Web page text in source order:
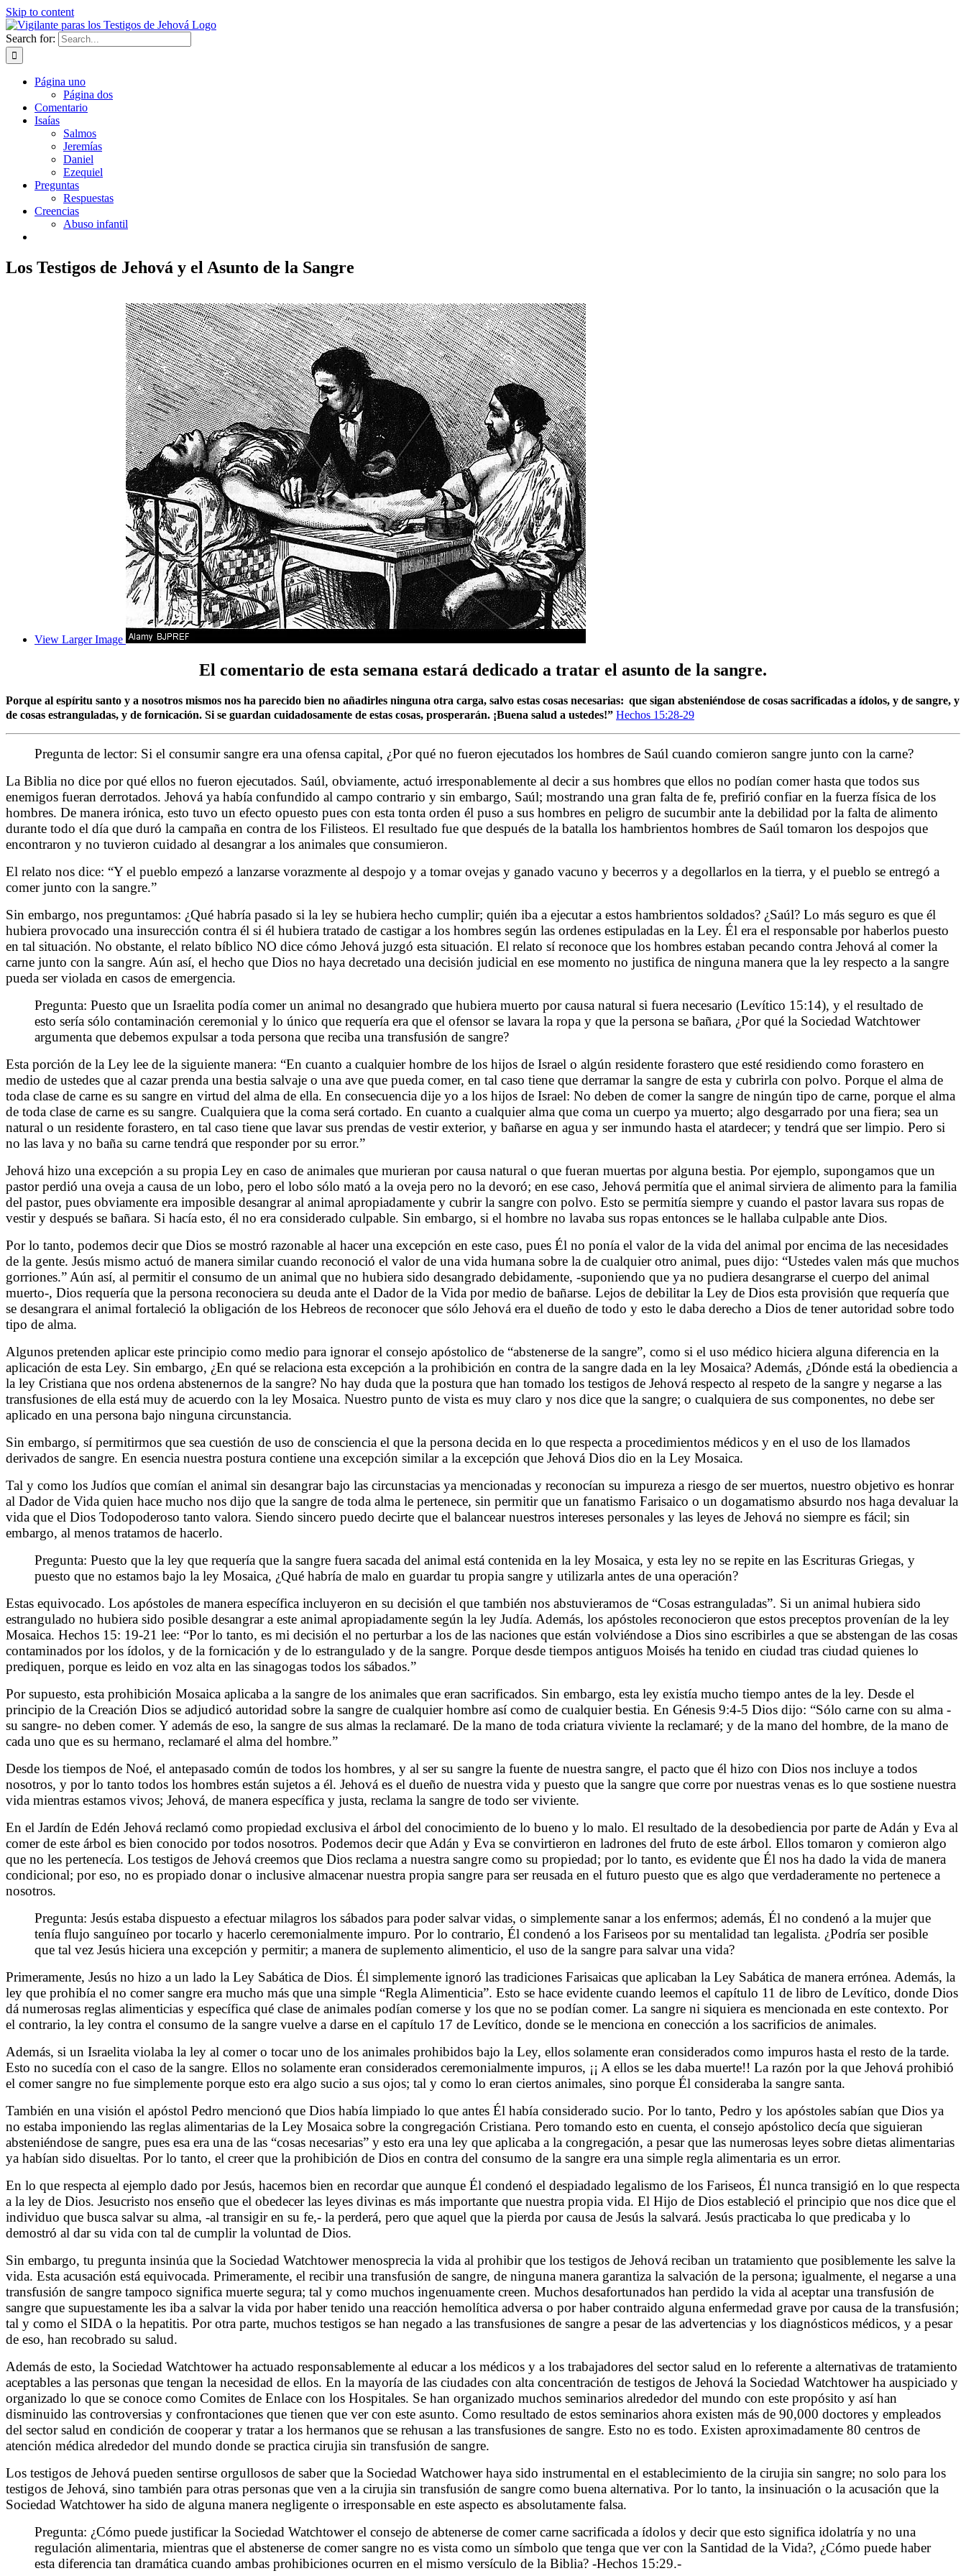
Skip to content
Search for:
Página uno
Página dos
Comentario
Isaías
Salmos
Jeremías
Daniel
Ezequiel
Preguntas
Respuestas
Creencias
Abuso infantil
Los Testigos de Jehová y el Asunto de la Sangre
View Larger Image
El comentario de esta semana estará dedicado a tratar el asunto de la sangre.
Porque al espíritu santo y a nosotros mismos nos ha parecido bien no añadirles ninguna otra carga, salvo estas cosas necesarias: que sigan absteniéndose de cosas sacrificadas a ídolos, y de sangre, y
de cosas estranguladas, y de fornicación. Si se guardan cuidadosamente de estas cosas, prosperarán. ¡Buena salud a ustedes!” Hechos 15:28-29
Pregunta de lector: Si el consumir sangre era una ofensa capital, ¿Por qué no fueron ejecutados los hombres de Saúl cuando comieron sangre junto con la carne?
La Biblia no dice por qué ellos no fueron ejecutados. Saúl, obviamente, actuó irresponablemente al decir a sus hombres que ellos no podían comer hasta que todos sus
enemigos fueran derrotados. Jehová ya había confundido al campo contrario y sin embargo, Saúl; mostrando una gran falta de fe, prefirió confiar en la fuerza física de los
hombres. De manera irónica, esto tuvo un efecto opuesto pues con esta tonta orden él puso a sus hombres en peligro de sucumbir ante la debilidad por la falta de alimento
durante todo el día que duró la campaña en contra de los Filisteos. El resultado fue que después de la batalla los hambrientos hombres de Saúl tomaron los despojos que
encontraron y no tuvieron cuidado al desangrar a los animales que consumieron.
El relato nos dice: “Y el pueblo empezó a lanzarse vorazmente al despojo y a tomar ovejas y ganado vacuno y becerros y a degollarlos en la tierra, y el pueblo se entregó a
comer junto con la sangre.”
Sin embargo, nos preguntamos: ¿Qué habría pasado si la ley se hubiera hecho cumplir; quién iba a ejecutar a estos hambrientos soldados? ¿Saúl? Lo más seguro es que él
hubiera provocado una insurección contra él si él hubiera tratado de castigar a los hombres según las ordenes estipuladas en la Ley. Él era el responsable por haberlos puesto
en tal situación. No obstante, el relato bíblico NO dice cómo Jehová juzgó esta situación. El relato sí reconoce que los hombres estaban pecando contra Jehová al comer la
carne junto con la sangre. Aún así, el hecho que Dios no haya decretado una decisión judicial en ese momento no justifica de ninguna manera que la ley respecto a la sangre
pueda ser violada en casos de emergencia.
Pregunta: Puesto que un Israelita podía comer un animal no desangrado que hubiera muerto por causa natural si fuera necesario (Levítico 15:14), y el resultado de
esto sería sólo contaminación ceremonial y lo único que requería era que el ofensor se lavara la ropa y que la persona se bañara, ¿Por qué la Sociedad Watchtower
argumenta que debemos expulsar a toda persona que reciba una transfusión de sangre?
Esta porción de la Ley lee de la siguiente manera: “En cuanto a cualquier hombre de los hijos de Israel o algún residente forastero que esté residiendo como forastero en
medio de ustedes que al cazar prenda una bestia salvaje o una ave que pueda comer, en tal caso tiene que derramar la sangre de esta y cubrirla con polvo. Porque el alma de
toda clase de carne es su sangre en virtud del alma de ella. En consecuencia dije yo a los hijos de Israel: No deben de comer la sangre de ningún tipo de carne, porque el alma
de toda clase de carne es su sangre. Cualquiera que la coma será cortado. En cuanto a cualquier alma que coma un cuerpo ya muerto; algo desgarrado por una fiera; sea un
natural o un residente forastero, en tal caso tiene que lavar sus prendas de vestir exterior, y bañarse en agua y ser inmundo hasta el atardecer; y tendrá que ser limpio. Pero si
no las lava y no baña su carne tendrá que responder por su error.”
Jehová hizo una excepción a su propia Ley en caso de animales que murieran por causa natural o que fueran muertas por alguna bestia. Por ejemplo, supongamos que un
pastor perdió una oveja a causa de un lobo, pero el lobo sólo mató a la oveja pero no la devoró; en ese caso, Jehová permitía que el animal sirviera de alimento para la familia
del pastor, pues obviamente era imposible desangrar al animal apropiadamente y cubrir la sangre con polvo. Esto se permitía siempre y cuando el pastor lavara sus ropas de
vestir y después se bañara. Si hacía esto, él no era considerado culpable. Sin embargo, si el hombre no lavaba sus ropas entonces se le hallaba culpable ante Dios.
Por lo tanto, podemos decir que Dios se mostró razonable al hacer una excepción en este caso, pues Él no ponía el valor de la vida del animal por encima de las necesidades
de la gente. Jesús mismo actuó de manera similar cuando reconoció el valor de una vida humana sobre la de cualquier otro animal, pues dijo: “Ustedes valen más que muchos
gorriones.” Aún así, al permitir el consumo de un animal que no hubiera sido desangrado debidamente, -suponiendo que ya no pudiera desangrarse el cuerpo del animal
muerto-, Dios requería que la persona reconociera su deuda ante el Dador de la Vida por medio de bañarse. Lejos de debilitar la Ley de Dios esta provisión que requería que
se desangrara el animal fortaleció la obligación de los Hebreos de reconocer que sólo Jehová era el dueño de todo y esto le daba derecho a Dios de tener autoridad sobre todo
tipo de alma.
Algunos pretenden aplicar este principio como medio para ignorar el consejo apóstolico de “abstenerse de la sangre”, como si el uso médico hiciera alguna diferencia en la
aplicación de esta Ley. Sin embargo, ¿En qué se relaciona esta excepción a la prohibición en contra de la sangre dada en la ley Mosaica? Además, ¿Dónde está la obediencia a
la ley Cristiana que nos ordena abstenernos de la sangre? No hay duda que la postura que han tomado los testigos de Jehová respecto al respeto de la sangre y negarse a las
transfusiones de ella está muy de acuerdo con la ley Mosaica. Nuestro punto de vista es muy claro y nos dice que la sangre; o cualquiera de sus componentes, no debe ser
aplicado en una persona bajo ninguna circunstancia.
Sin embargo, sí permitirmos que sea cuestión de uso de consciencia el que la persona decida en lo que respecta a procedimientos médicos y en el uso de los llamados
derivados de sangre. En esencia nuestra postura contiene una excepción similar a la excepción que Jehová Dios dio en la Ley Mosaica.
Tal y como los Judíos que comían el animal sin desangrar bajo las circunstacias ya mencionadas y reconocían su impureza a riesgo de ser muertos, nuestro objetivo es honrar
al Dador de Vida quien hace mucho nos dijo que la sangre de toda alma le pertenece, sin permitir que un fanatismo Farisaico o un dogamatismo absurdo nos haga devaluar la
vida que el Dios Todopoderoso tanto valora. Siendo sincero puedo decirte que el balancear nuestros intereses personales y las leyes de Jehová no siempre es fácil; sin
embargo, al menos tratamos de hacerlo.
Pregunta: Puesto que la ley que requería que la sangre fuera sacada del animal está contenida en la ley Mosaica, y esta ley no se repite en las Escrituras Griegas, y
puesto que no estamos bajo la ley Mosaica, ¿Qué habría de malo en guardar tu propia sangre y utilizarla antes de una operación?
Estas equivocado. Los apóstoles de manera específica incluyeron en su decisión el que también nos abstuvieramos de “Cosas estranguladas”. Si un animal hubiera sido
estrangulado no hubiera sido posible desangrar a este animal apropiadamente según la ley Judía. Además, los apóstoles reconocieron que estos preceptos provenían de la ley
Mosaica. Hechos 15: 19-21 lee: “Por lo tanto, es mi decisión el no perturbar a los de las naciones que están volviéndose a Dios sino escribirles a que se abstengan de las cosas
contaminados por los ídolos, y de la fornicación y de lo estrangulado y de la sangre. Porque desde tiempos antiguos Moisés ha tenido en ciudad tras ciudad quienes lo
prediquen, porque es leido en voz alta en las sinagogas todos los sábados.”
Por supuesto, esta prohibición Mosaica aplicaba a la sangre de los animales que eran sacrificados. Sin embargo, esta ley existía mucho tiempo antes de la ley. Desde el
principio de la Creación Dios se adjudicó autoridad sobre la sangre de cualquier hombre así como de cualquier bestia. En Génesis 9:4-5 Dios dijo: “Sólo carne con su alma -
su sangre- no deben comer. Y además de eso, la sangre de sus almas la reclamaré. De la mano de toda criatura viviente la reclamaré; y de la mano del hombre, de la mano de
cada uno que es su hermano, reclamaré el alma del hombre.”
Desde los tiempos de Noé, el antepasado común de todos los hombres, y al ser su sangre la fuente de nuestra sangre, el pacto que él hizo con Dios nos incluye a todos
nosotros, y por lo tanto todos los hombres están sujetos a él. Jehová es el dueño de nuestra vida y puesto que la sangre que corre por nuestras venas es lo que sostiene nuestra
vida mientras estamos vivos; Jehová, de manera específica y justa, reclama la sangre de todo ser viviente.
En el Jardín de Edén Jehová reclamó como propiedad exclusiva el árbol del conocimiento de lo bueno y lo malo. El resultado de la desobediencia por parte de Adán y Eva al
comer de este árbol es bien conocido por todos nosotros. Podemos decir que Adán y Eva se convirtieron en ladrones del fruto de este árbol. Ellos tomaron y comieron algo
que no les pertenecía. Los testigos de Jehová creemos que Dios reclama a nuestra sangre como su propiedad; por lo tanto, es evidente que Él nos ha dado la vida de manera
condicional; por eso, no es propiado donar o inclusive almacenar nuestra propia sangre para ser reusada en el futuro puesto que es algo que verdaderamente no pertenece a
nosotros.
Pregunta: Jesús estaba dispuesto a efectuar milagros los sábados para poder salvar vidas, o simplemente sanar a los enfermos; además, Él no condenó a la mujer que
tenía flujo sanguíneo por tocarlo y hacerlo ceremonialmente impuro. Por lo contrario, Él condenó a los Fariseos por su mentalidad tan legalista. ¿Podría ser posible
que tal vez Jesús hiciera una excepción y permitir; a manera de suplemento alimenticio, el uso de la sangre para salvar una vida?
Primeramente, Jesús no hizo a un lado la Ley Sabática de Dios. Él simplemente ignoró las tradiciones Farisaicas que aplicaban la Ley Sabática de manera errónea. Además, la
ley que prohibía el no comer sangre era mucho más que una simple “Regla Alimenticia”. Esto se hace evidente cuando leemos el capítulo 11 de libro de Levítico, donde Dios
dá numerosas reglas alimenticias y específica qué clase de animales podían comerse y los que no se podían comer. La sangre ni siquiera es mencionada en este contexto. Por
el contrario, la ley contra el consumo de la sangre vuelve a darse en el capítulo 17 de Levítico, donde se le menciona en conección a los sacrificios de animales.
Además, si un Israelita violaba la ley al comer o tocar uno de los animales prohibidos bajo la Ley, ellos solamente eran considerados como impuros hasta el resto de la tarde.
Esto no sucedía con el caso de la sangre. Ellos no solamente eran considerados ceremonialmente impuros, ¡¡ A ellos se les daba muerte!! La razón por la que Jehová prohibió
el comer sangre no fue simplemente porque esto era algo sucio a sus ojos; tal y como lo eran ciertos animales, sino porque Él consideraba la sangre santa.
También en una visión el apóstol Pedro mencionó que Dios había limpiado lo que antes Él había considerado sucio. Por lo tanto, Pedro y los apóstoles sabían que Dios ya
no estaba imponiendo las reglas alimentarias de la Ley Mosaica sobre la congregación Cristiana. Pero tomando esto en cuenta, el consejo apóstolico decía que siguieran
absteniéndose de sangre, pues esa era una de las “cosas necesarias” y esto era una ley que aplicaba a la congregación, a pesar que las numerosas leyes sobre dietas alimentarias
ya habían sido disueltas. Por lo tanto, el creer que la prohibición de Dios en contra del consumo de la sangre era una simple regla alimentaria es un error.
En lo que respecta al ejemplo dado por Jesús, hacemos bien en recordar que aunque Él condenó el despiadado legalismo de los Fariseos, Él nunca transigió en lo que respecta
a la ley de Dios. Jesucristo nos enseño que el obedecer las leyes divinas es más importante que nuestra propia vida. El Hijo de Dios estableció el principio que nos dice que el
individuo que busca salvar su alma, -al transigir en su fe,- la perderá, pero que aquel que la pierda por causa de Jesús la salvará. Jesús practicaba lo que predicaba y lo
demostró al dar su vida con tal de cumplir la voluntad de Dios.
Sin embargo, tu pregunta insinúa que la Sociedad Watchtower menosprecia la vida al prohibir que los testigos de Jehová reciban un tratamiento que posiblemente les salve la
vida. Esta acusación está equivocada. Primeramente, el recibir una transfusión de sangre, de ninguna manera garantiza la salvación de la persona; igualmente, el negarse a una
transfusión de sangre tampoco significa muerte segura; tal y como muchos ingenuamente creen. Muchos desafortunados han perdido la vida al aceptar una transfusión de
sangre que supuestamente les iba a salvar la vida por haber tenido una reacción hemolítica adversa o por haber contraido alguna enfermedad grave por causa de la transfusión;
tal y como el SIDA o la hepatitis. Por otra parte, muchos testigos se han negado a las transfusiones de sangre a pesar de las advertencias y los diagnósticos médicos, y a pesar
de eso, han recobrado su salud.
Además de esto, la Sociedad Watchtower ha actuado responsablemente al educar a los médicos y a los trabajadores del sector salud en lo referente a alternativas de tratamiento
aceptables a las personas que tengan la necesidad de ellos. En la mayoría de las ciudades con alta concentración de testigos de Jehová la Sociedad Watchtower ha auspiciado y
organizado lo que se conoce como Comites de Enlace con los Hospitales. Se han organizado muchos seminarios alrededor del mundo con este propósito y así han
disminuido las controversias y confrontaciones que tienen que ver con este asunto. Como resultado de estos seminarios ahora existen más de 90,000 doctores y empleados
del sector salud en condición de cooperar y tratar a los hermanos que se rehusan a las transfusiones de sangre. Esto no es todo. Existen aproximadamente 80 centros de
atención médica alrededor del mundo donde se practica cirujia sin transfusión de sangre.
Los testigos de Jehová pueden sentirse orgullosos de saber que la Sociedad Watchower haya sido instrumental en el establecimiento de la cirujia sin sangre; no solo para los
testigos de Jehová, sino también para otras personas que ven a la cirujia sin transfusión de sangre como buena alternativa. Por lo tanto, la insinuación o la acusación que la
Sociedad Watchtower ha sido de alguna manera negligente o irresponsable en este aspecto es absolutamente falsa.
Pregunta: ¿Cómo puede justificar la Sociedad Watchtower el consejo de abtenerse de comer carne sacrificada a ídolos y decir que esto significa idolatría y no una
regulación alimentaria, mientras que el abstenerse de comer sangre no es vista como un símbolo que tenga que ver con la Santidad de la Vida?, ¿Cómo puede haber
esta diferencia tan dramática cuando ambas prohibiciones ocurren en el mismo versículo de la Biblia? -Hechos 15:29.-